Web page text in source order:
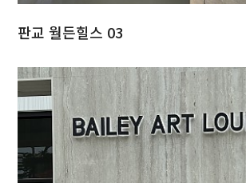
판교 월든힐스 03